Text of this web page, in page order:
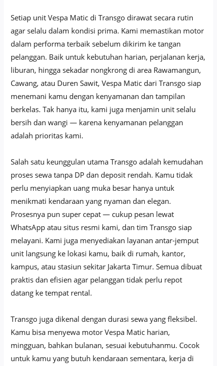
Setiap unit Vespa Matic di Transgo dirawat secara rutin
agar selalu dalam kondisi prima. Kami memastikan motor
dalam performa terbaik sebelum dikirim ke tangan
pelanggan. Baik untuk kebutuhan harian, perjalanan kerja,
liburan, hingga sekadar nongkrong di area Rawamangun,
Cawang, atau Duren Sawit, Vespa Matic dari Transgo siap
menemani kamu dengan kenyamanan dan tampilan
berkelas. Tak hanya itu, kami juga menjamin unit selalu
bersih dan wangi — karena kenyamanan pelanggan
adalah prioritas kami.
Salah satu keunggulan utama Transgo adalah kemudahan
proses sewa tanpa DP dan deposit rendah. Kamu tidak
perlu menyiapkan uang muka besar hanya untuk
menikmati kendaraan yang nyaman dan elegan.
Prosesnya pun super cepat — cukup pesan lewat
WhatsApp atau situs resmi kami, dan tim Transgo siap
melayani. Kami juga menyediakan layanan antar-jemput
unit langsung ke lokasi kamu, baik di rumah, kantor,
kampus, atau stasiun sekitar Jakarta Timur. Semua dibuat
praktis dan efisien agar pelanggan tidak perlu repot
datang ke tempat rental.
Transgo juga dikenal dengan durasi sewa yang fleksibel.
Kamu bisa menyewa motor Vespa Matic harian,
mingguan, bahkan bulanan, sesuai kebutuhanmu. Cocok
untuk kamu yang butuh kendaraan sementara, kerja di